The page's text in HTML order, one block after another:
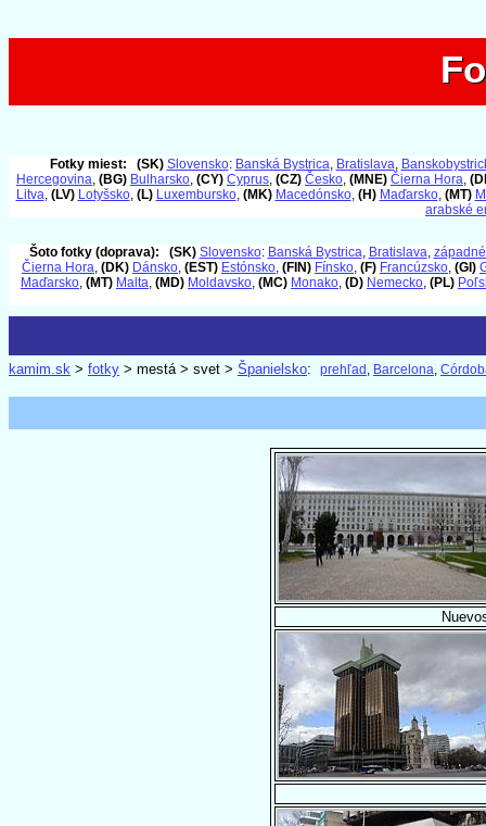
Fotky miest: (SK) Slovensko: Banská Bystrica, Bratislava,
Hercegovina, (BG) Bulharsko, (CY) Cyprus, (CZ) Česko, (MNE) Čierna Hora,
Litva, (LV) Lotyšsko, (L) Luxembursko, (MK) Macedónsko, (H) Maďarsko, (MT)
arabské
Šoto fotky (doprava): (SK) Slovensko: Banská Bystrica, Bratislava,
Čierna Hora, (DK) Dánsko, (EST) Estónsko, (FIN) Fínsko, (F) Francúzsko, (GI)
Maďarsko, (MT) Malta, (MD) Moldavsko, (MC) Monako, (D) Nemecko, (PL)
kamim.sk > fotky > mestá > svet > Španielsko: prehľad , Barcelona,